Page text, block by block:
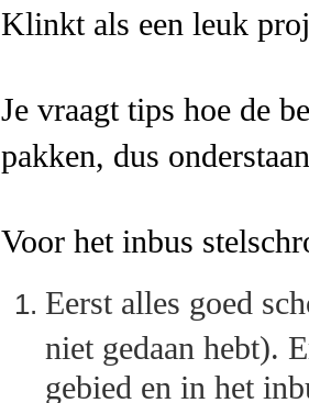
Klinkt als een leuk
Je vraagt tips hoe de
pakken, dus
Voor het inbus
Eerst alles goed
niet gedaan hebt).
gebied en in het